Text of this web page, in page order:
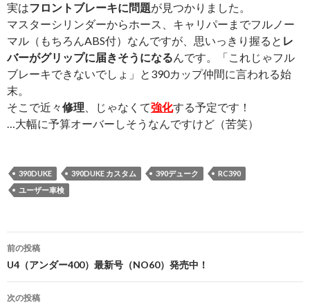
実はフロントブレーキに問題が見つかりました。
マスターシリンダーからホース、キャリパーまでフルノー
マル（もちろんABS付）なんですが、思いっきり握ると レ
バーがグリップに届きそうになるんです。「これじゃフル
ブレーキできないでしょ」と390カップ仲間に言われる始
末。
そこで近々修理 、じゃなくて強化する予定です！
…大幅に予算オーバーしそうなんですけど（苦笑）
390DUKE 390DUKE カスタム 390デューク
RC390
ユーザー車検
投
稿
前の投稿
U4（アンダー400）最新号（NO60）発売中！
次の投稿